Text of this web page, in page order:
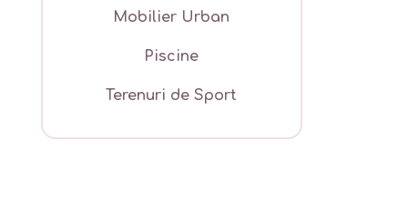
Mobilier Urban
Piscine
Terenuri de Sport